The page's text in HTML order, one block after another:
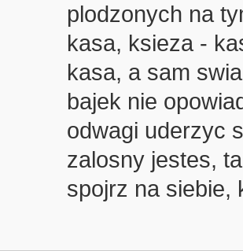
plodzonych na
kasa, ksieza -
kasa, a sam
bajek nie
odwagi uderzyc
zalosny jestes,
spojrz na siebie,